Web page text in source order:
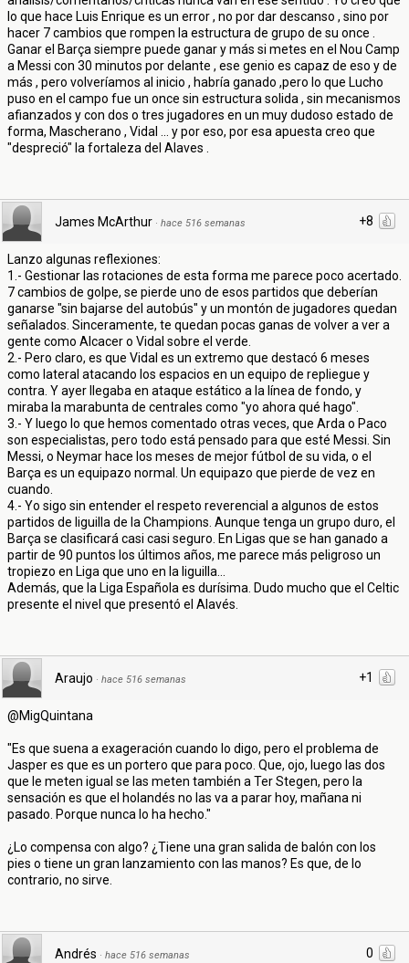
lo que hace Luis Enrique es un error , no por dar descanso , sino por
hacer 7 cambios que rompen la estructura de grupo de su once .
Ganar el Barça siempre puede ganar y más si metes en el Nou Camp
a Messi con 30 minutos por delante , ese genio es capaz de eso y de
más , pero volveríamos al inicio , habría ganado ,pero lo que Lucho
puso en el campo fue un once sin estructura solida , sin mecanismos
afianzados y con dos o tres jugadores en un muy dudoso estado de
forma, Mascherano , Vidal ... y por eso, por esa apuesta creo que
"despreció" la fortaleza del Alaves .
+8
James McArthur · hace 516 semanas
Lanzo algunas reflexiones:
1.- Gestionar las rotaciones de esta forma me parece poco acertado.
7 cambios de golpe, se pierde uno de esos partidos que deberían
ganarse "sin bajarse del autobús" y un montón de jugadores quedan
señalados. Sinceramente, te quedan pocas ganas de volver a ver a
gente como Alcacer o Vidal sobre el verde.
2.- Pero claro, es que Vidal es un extremo que destacó 6 meses
como lateral atacando los espacios en un equipo de repliegue y
contra. Y ayer llegaba en ataque estático a la línea de fondo, y
miraba la marabunta de centrales como "yo ahora qué hago".
3.- Y luego lo que hemos comentado otras veces, que Arda o Paco
son especialistas, pero todo está pensado para que esté Messi. Sin
Messi, o Neymar hace los meses de mejor fútbol de su vida, o el
Barça es un equipazo normal. Un equipazo que pierde de vez en
cuando.
4.- Yo sigo sin entender el respeto reverencial a algunos de estos
partidos de liguilla de la Champions. Aunque tenga un grupo duro, el
Barça se clasificará casi casi seguro. En Ligas que se han ganado a
partir de 90 puntos los últimos años, me parece más peligroso un
tropiezo en Liga que uno en la liguilla...
Además, que la Liga Española es durísima. Dudo mucho que el Celtic
presente el nivel que presentó el Alavés.
+1
Araujo · hace 516 semanas
@MigQuintana
"Es que suena a exageración cuando lo digo, pero el problema de
Jasper es que es un portero que para poco. Que, ojo, luego las dos
que le meten igual se las meten también a Ter Stegen, pero la
sensación es que el holandés no las va a parar hoy, mañana ni
pasado. Porque nunca lo ha hecho."
¿Lo compensa con algo? ¿Tiene una gran salida de balón con los
pies o tiene un gran lanzamiento con las manos? Es que, de lo
contrario, no sirve.
0
Andrés · hace 516 semanas